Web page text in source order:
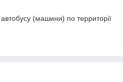
(машини) по территорії